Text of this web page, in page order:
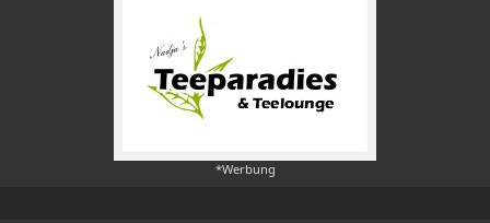
*Werbung